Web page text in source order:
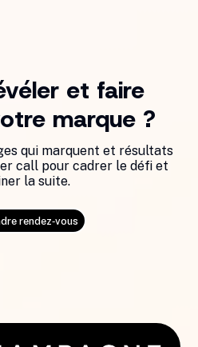
et faire
marque ?
qui marquent et résultats
call pour cadrer le défi et
la suite.
rendez‑vous